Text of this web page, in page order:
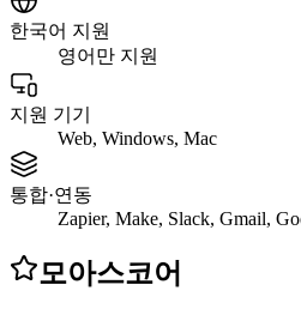
한국어 지원
영어만 지원
지원 기기
Web, Windows, Mac
통합·연동
Zapier, Make, Slack, Gmail,
모아스코어